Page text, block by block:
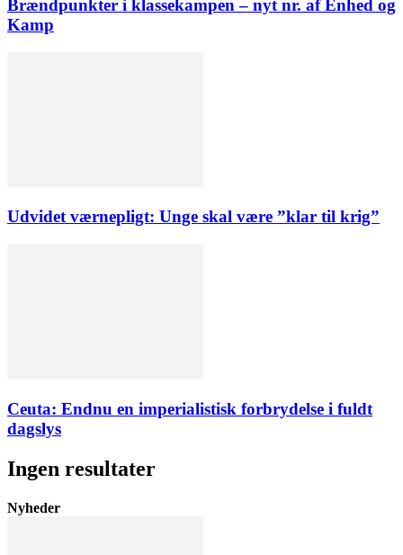
Brændpunkter i klassekampen – nyt nr. af Enhed og
Kamp
Udvidet værnepligt: Unge skal være ”klar til krig”
Ceuta: Endnu en imperialistisk forbrydelse i fuldt
dagslys
Ingen resultater
Nyheder